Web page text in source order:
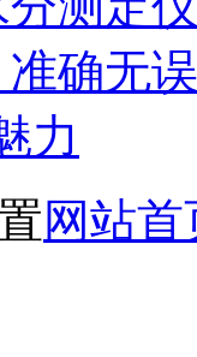
，准
力
网站首